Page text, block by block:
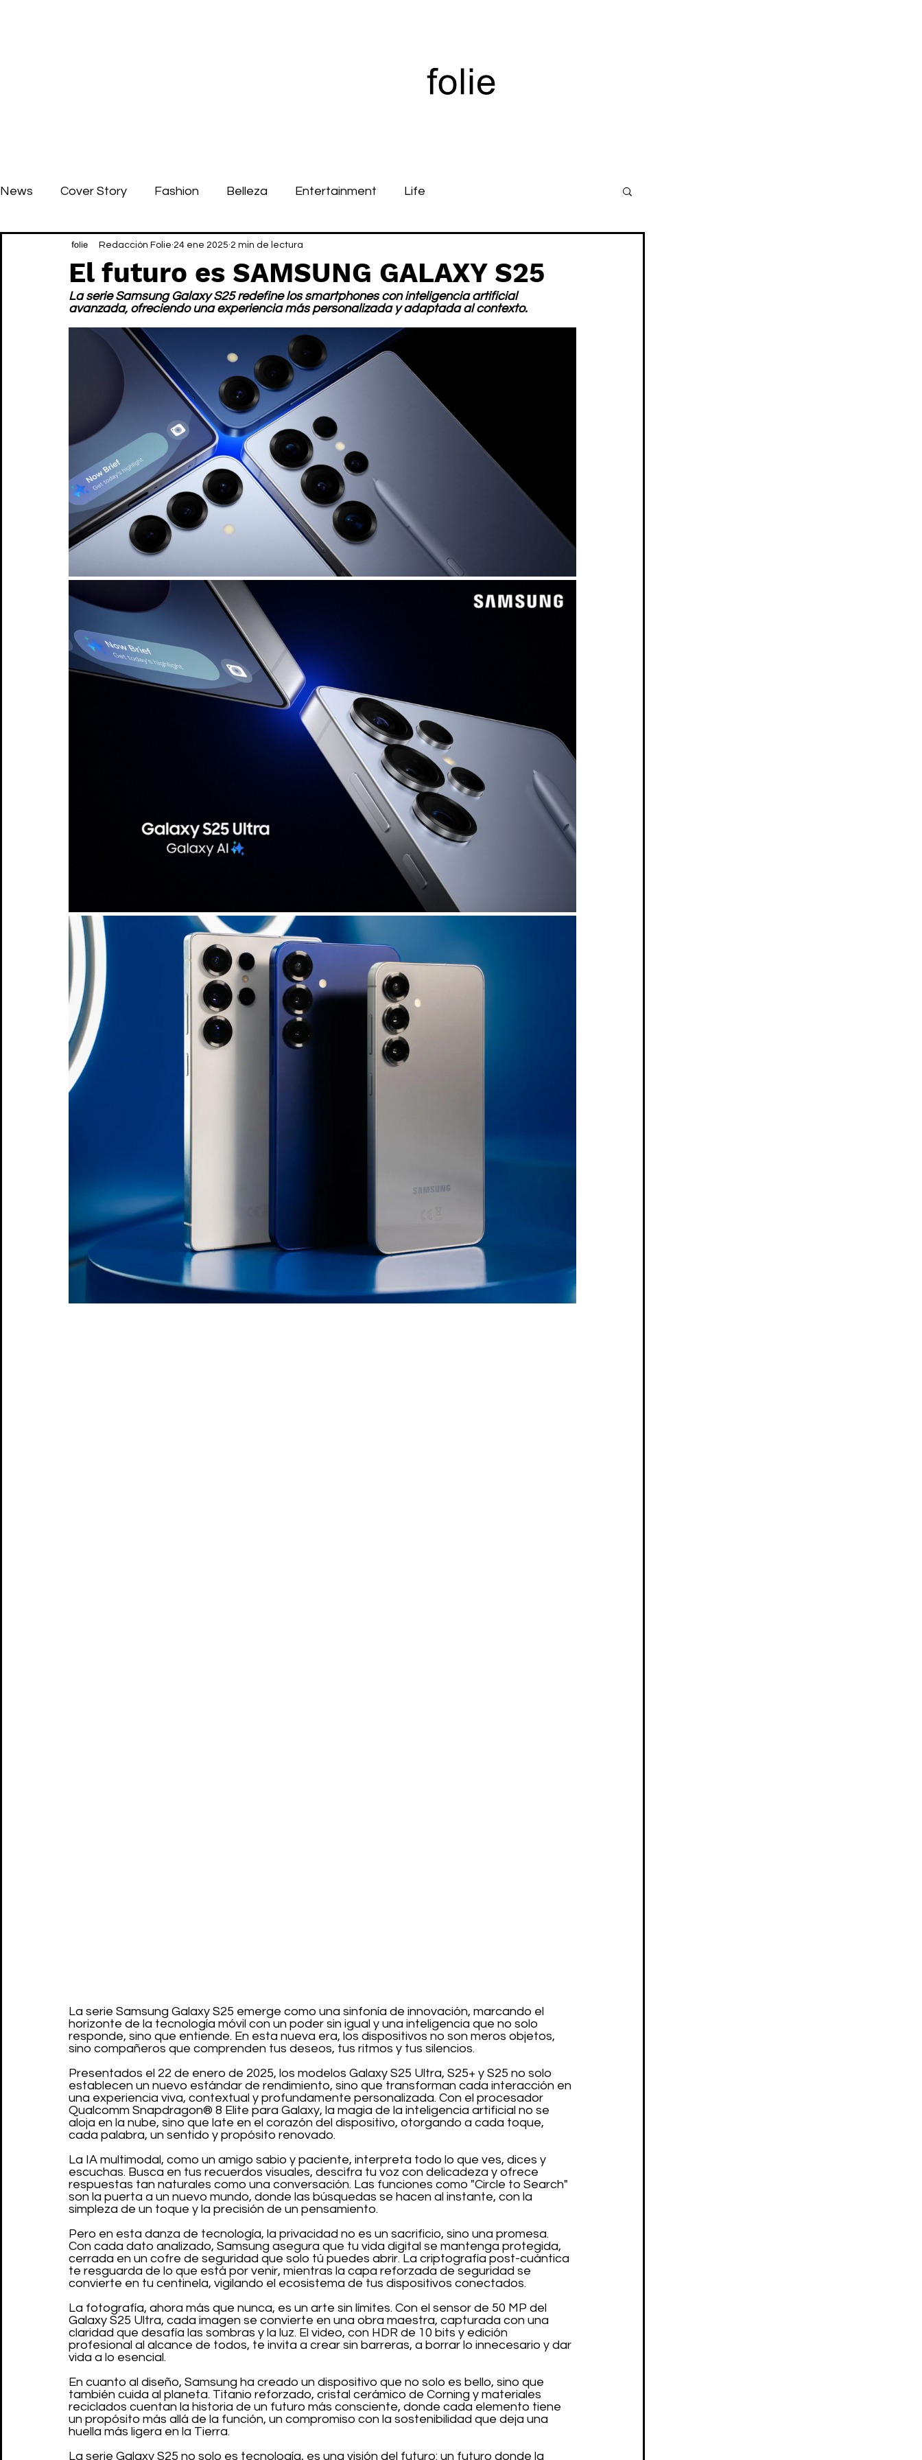
News Cover Story Fashion Belleza Entertainment Life
El futuro es SAMSUNG GALAXY S25
Redacción Folie 24 ene 2025 2 min de lectura
La serie Samsung Galaxy S25 redefine los smartphones con inteligencia artificial
avanzada, ofreciendo una experiencia más personalizada y adaptada al contexto.
La serie Samsung Galaxy S25 emerge como una sinfonía de innovación, marcando el
horizonte de la tecnología móvil con un poder sin igual y una inteligencia que no solo
responde, sino que entiende. En esta nueva era, los dispositivos no son meros objetos,
sino compañeros que comprenden tus deseos, tus ritmos y tus silencios.
Presentados el 22 de enero de 2025, los modelos Galaxy S25 Ultra, S25+ y S25 no solo
establecen un nuevo estándar de rendimiento, sino que transforman cada interacción en
una experiencia viva, contextual y profundamente personalizada. Con el procesador
Qualcomm Snapdragon® 8 Elite para Galaxy, la magia de la inteligencia artificial no se
aloja en la nube, sino que late en el corazón del dispositivo, otorgando a cada toque,
cada palabra, un sentido y propósito renovado.
La IA multimodal, como un amigo sabio y paciente, interpreta todo lo que ves, dices y
escuchas. Busca en tus recuerdos visuales, descifra tu voz con delicadeza y ofrece
respuestas tan naturales como una conversación. Las funciones como "Circle to Search"
son la puerta a un nuevo mundo, donde las búsquedas se hacen al instante, con la
simpleza de un toque y la precisión de un pensamiento.
Pero en esta danza de tecnología, la privacidad no es un sacrificio, sino una promesa.
Con cada dato analizado, Samsung asegura que tu vida digital se mantenga protegida,
cerrada en un cofre de seguridad que solo tú puedes abrir. La criptografía post-cuántica
te resguarda de lo que está por venir, mientras la capa reforzada de seguridad se
convierte en tu centinela, vigilando el ecosistema de tus dispositivos conectados.
La fotografía, ahora más que nunca, es un arte sin límites. Con el sensor de 50 MP del
Galaxy S25 Ultra, cada imagen se convierte en una obra maestra, capturada con una
claridad que desafía las sombras y la luz. El video, con HDR de 10 bits y edición
profesional al alcance de todos, te invita a crear sin barreras, a borrar lo innecesario y dar
vida a lo esencial.
En cuanto al diseño, Samsung ha creado un dispositivo que no solo es bello, sino que
también cuida al planeta. Titanio reforzado, cristal cerámico de Corning y materiales
reciclados cuentan la historia de un futuro más consciente, donde cada elemento tiene
un propósito más allá de la función, un compromiso con la sostenibilidad que deja una
huella más ligera en la Tierra.
La serie Galaxy S25 no solo es tecnología, es una visión del futuro: un futuro donde la